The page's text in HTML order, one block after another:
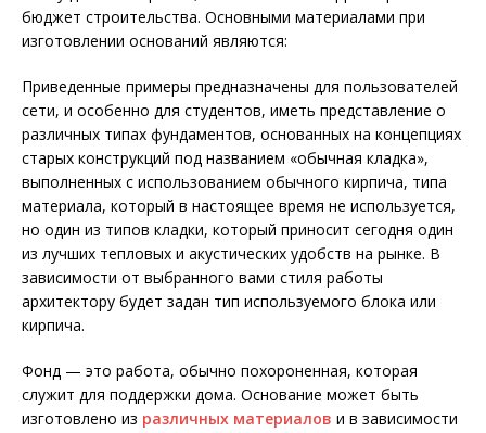
бюджет строительства. Основными материалами при
изготовлении оснований являются:
Приведенные примеры предназначены для пользователей
сети, и особенно для студентов, иметь представление о
различных типах фундаментов, основанных на концепциях
старых конструкций под названием «обычная кладка»,
выполненных с использованием обычного кирпича, типа
материала, который в настоящее время не используется,
но один из типов кладки, который приносит сегодня один
из лучших тепловых и акустических удобств на рынке. В
зависимости от выбранного вами стиля работы
архитектору будет задан тип используемого блока или
кирпича.
Фонд — это работа, обычно похороненная, которая
служит для поддержки дома. Основание может быть
изготовлено из различных материалов и в зависимости